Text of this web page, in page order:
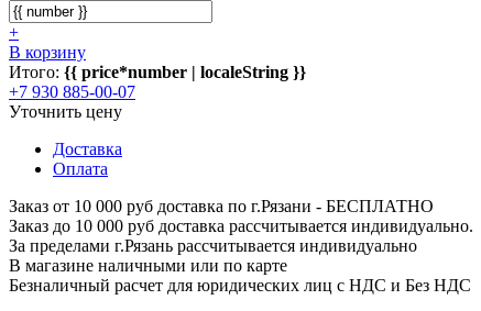
+
В корзину
Итого: {{ price*number | localeString }}
+7 930 885-00-07
Уточнить цену
Доставка
Оплата
Заказ от 10 000 руб доставка по г.Рязани - БЕСПЛАТНО
Заказ до 10 000 руб доставка рассчитывается индивидуально.
За пределами г.Рязань рассчитывается индивидуально
В магазине наличными или по карте
Безналичный расчет для юридических лиц с НДС и Без НДС